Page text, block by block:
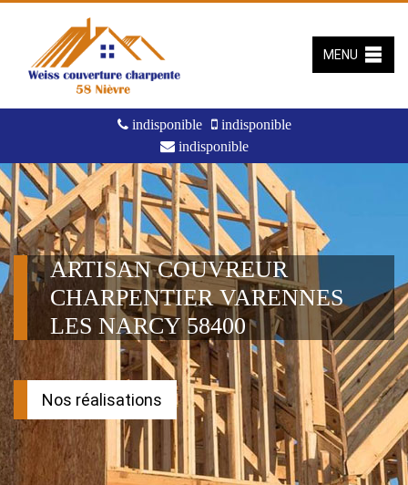
indisponible
indisponible
indisponible
MENU
ARTISAN COUVREUR
CHARPENTIER VARENNES
LES NARCY 58400
Nos réalisations